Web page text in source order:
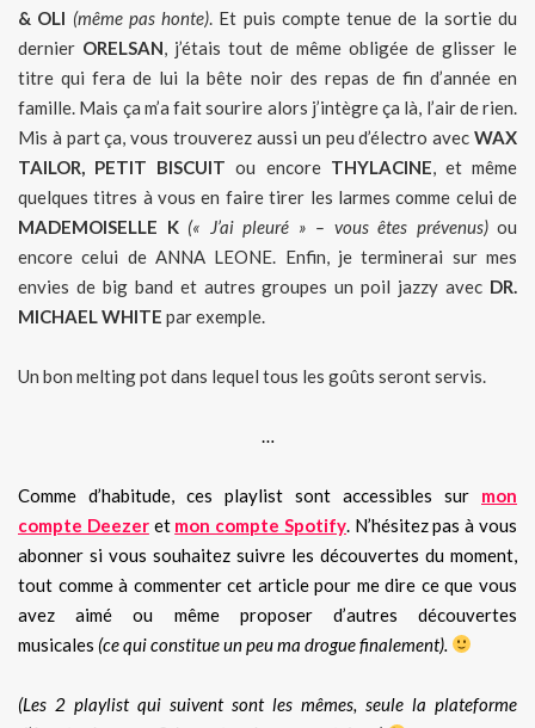
& OLI (même pas honte). Et puis compte tenue de la sortie du
dernier ORELSAN, j’étais tout de même obligée de glisser le
titre qui fera de lui la bête noir des repas de fin d’année en
famille. Mais ça m’a fait sourire alors j’intègre ça là, l’air de rien.
Mis à part ça, vous trouverez aussi un peu d’électro avec WAX
TAILOR, PETIT BISCUIT ou encore THYLACINE, et même
quelques titres à vous en faire tirer les larmes comme celui de
MADEMOISELLE K (« J’ai pleuré » – vous êtes prévenus)ou
encore celui de ANNA LEONE. Enfin, je terminerai sur mes
envies de big band et autres groupes un poil jazzy avec DR.
MICHAEL WHITE par exemple.
Un bon melting pot dans lequel tous les goûts seront servis.
…
Comme d’habitude, ces playlist sont accessibles sur mon
compte Deezeret mon compte Spotify. N’hésitez pas à vous
abonner si vous souhaitez suivre les découvertes du moment,
tout comme à commenter cet article pour me dire ce que vous
avez aimé ou même proposer d’autres découvertes
musicales (ce qui constitue un peu ma drogue finalement).
(Les 2 playlist qui suivent sont les mêmes, seule la plateforme